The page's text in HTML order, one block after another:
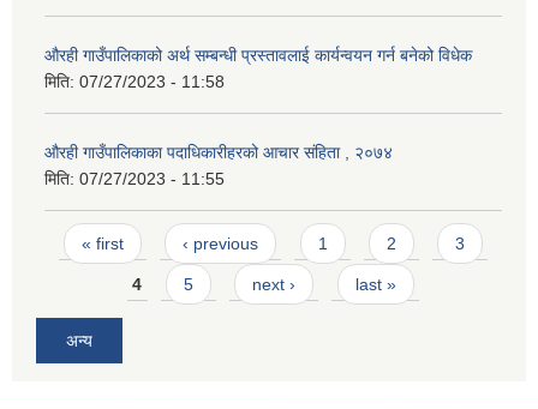
औरही गाउँपालिकाको अर्थ सम्बन्धी प्रस्तावलाई कार्यन्वयन गर्न बनेको विधेक
मिति: 07/27/2023 - 11:58
औरही गाउँपालिकाका पदाधिकारीहरको आचार संहिता , २०७४
मिति: 07/27/2023 - 11:55
Pages
« first ‹ previous 1 2 3
4 5 next › last »
अन्य